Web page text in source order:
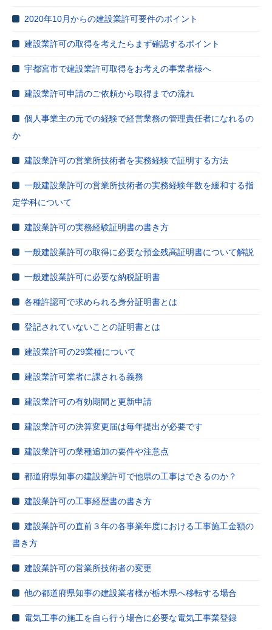
2020年10月からの建設業許可要件のポイント
建設業許可の取得を考えたらまず確認するポイント
宇都宮市で建設業許可取得をお考えの事業者様へ
建設業許可申請のご依頼から取得までの流れ
個人事業主の元での経験で経営業務の管理責任者になれるの
か
建設業許可の営業所技術者を実務経験で証明する方法
一般建設業許可の営業所技術者の実務経験年数を緩和する指
定学科について
建設業許可の実務経験証明書の書き方
一般建設業許可の取得に必要な預金残高証明書について解説
一般建設業許可に必要な納税証明書
各種許認可で求められる身分証明書とは
登記されていないことの証明書とは
建設業許可の29業種について
建設業許可業者に課される義務
建設業許可の有効期間と更新申請
建設業許可の決算変更届は毎年提出が必要です
建設業許可の業種追加の要件や注意点
都道府県知事の建設業許可で他県の工事はできるのか？
建設業許可の工事経歴書の書き方
建設業許可の直前３年の各事業年度における工事施工金額の
書き方
建設業許可の営業所技術者の変更
他の都道府県知事の建設業者様が栃木県へ移転する場合
電気工事の施工を自ら行う場合に必要な電気工事業登録